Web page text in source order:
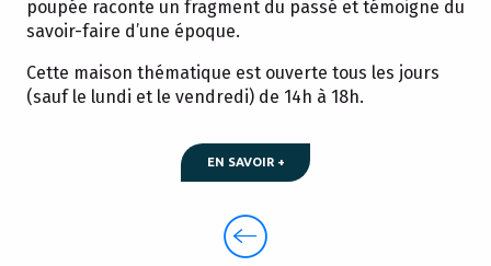
poupée raconte un fragment du passé et témoigne du
savoir-faire d’une époque.
Cette maison thématique est ouverte tous les jours
(sauf le lundi et le vendredi) de 14h à 18h.
EN SAVOIR +